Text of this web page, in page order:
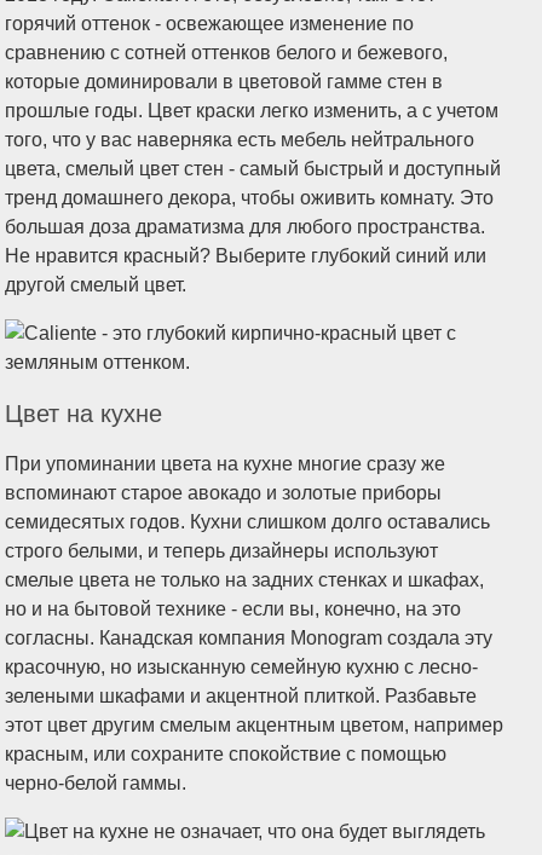
горячий оттенок - освежающее изменение по
сравнению с сотней оттенков белого и бежевого,
которые доминировали в цветовой гамме стен в
прошлые годы. Цвет краски легко изменить, а с учетом
того, что у вас наверняка есть мебель нейтрального
цвета, смелый цвет стен - самый быстрый и доступный
тренд домашнего декора, чтобы оживить комнату. Это
большая доза драматизма для любого пространства.
Не нравится красный? Выберите глубокий синий или
другой смелый цвет.
Цвет на кухне
При упоминании цвета на кухне многие сразу же
вспоминают старое авокадо и золотые приборы
семидесятых годов. Кухни слишком долго оставались
строго белыми, и теперь дизайнеры используют
смелые цвета не только на задних стенках и шкафах,
но и на бытовой технике - если вы, конечно, на это
согласны. Канадская компания Monogram создала эту
красочную, но изысканную семейную кухню с лесно-
зелеными шкафами и акцентной плиткой. Разбавьте
этот цвет другим смелым акцентным цветом, например
красным, или сохраните спокойствие с помощью
черно-белой гаммы.